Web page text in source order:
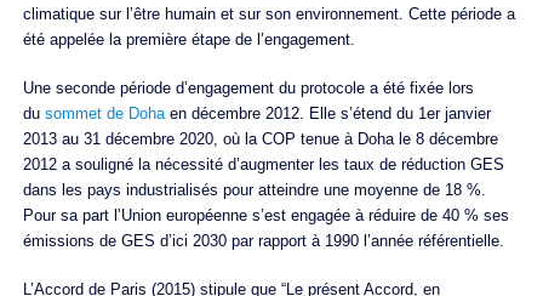
climatique sur l’être humain et sur son environnement. Cette période a
été appelée la première étape de l’engagement.
Une seconde période d’engagement du protocole a été fixée lors
du sommet de Dohaen décembre 2012. Elle s’étend du 1er janvier
2013 au 31 décembre 2020, où la COP tenue à Doha le 8 décembre
2012 a souligné la nécessité d’augmenter les taux de réduction GES
dans les pays industrialisés pour atteindre une moyenne de 18 %.
Pour sa part l’Union européenne s’est engagée à réduire de 40 % ses
émissions de GES d’ici 2030 par rapport à 1990 l’année référentielle.
L’Accord de Paris (2015) stipule que “Le présent Accord, en